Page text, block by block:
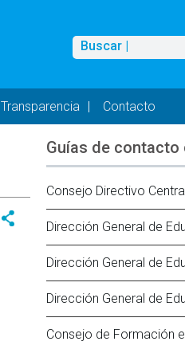
Buscar
Buscar |
Transparencia Contacto
Guías de contacto
Consejo Directivo
Dirección General de
Dirección General de
Dirección General de
Consejo de Formación